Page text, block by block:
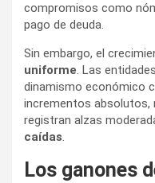
compromisos como
pago de deuda.
Sin embargo, el
uniforme. Las
dinamismo económico
incrementos absolutos,
registran alzas
caídas.
Los ganones